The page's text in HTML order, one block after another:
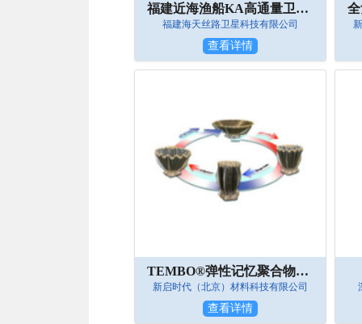
福建近海渔船KA高通量卫星通信套餐类产品
福建海天丝路卫星科技有限公司
查看详情
TEMBO®弹性记忆聚合物树脂——用于太空可展开器
新启时代（北京）材料科技有限公司
查看详情